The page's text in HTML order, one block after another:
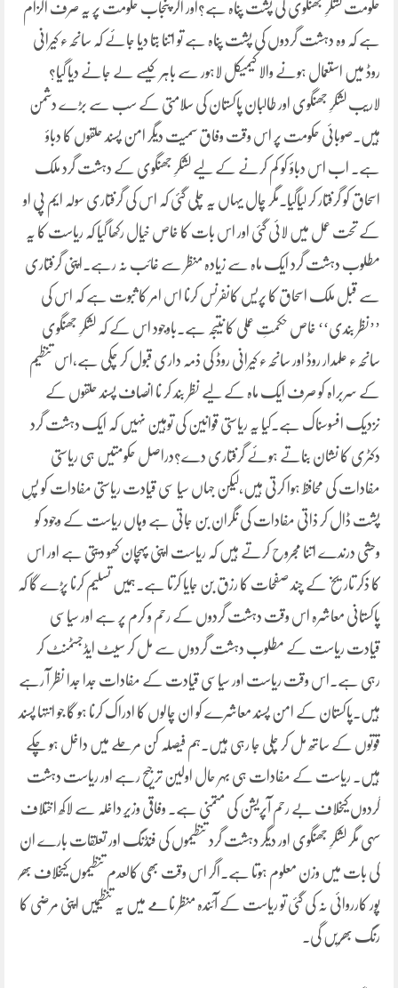
حکومت لشکرِ جھنگوی کی پشت پناہ ہے؟اور اگر پنجاب حکومت پر یہ صرف الزام
ہے کہ وہ دہشت گردوں کی پشت پناہ ہے تو اتنا بتا دیا جائے کہ سانحہء کیرانی
روڈ میں استعمال ہونے والا کیمیکل لاہور سے باہر کیسے لے جانے دیا گیا؟
لاریب لشکرِ جھنگوی اور طالبان پاکستان کی سلامتی کے سب سے بڑے دشمن
ہیں۔صوبائی حکومت پر اس وقت وفاق سمیت دیگر امن پسند حلقوں کا دباؤ
ہے۔ اب اس دباؤ کو کم کرنے کے لیے لشکرِ جھنگوی کے دہشت گرد ملک
اسحاق کو گرفتار کر لیاگیا۔مگر چال یہاں یہ چلی گئی کہ اس کی گرفتاری سولہ ایم پی او
کے تحت عمل میں لائی گئی اور اس بات کا خاص خیال رکھا گیا کہ ریاست کا یہ
مطلوب دہشت گرد ایک ماہ سے زیادہ منظر سے غائب نہ رہے۔اپنی گرفتاری
سے قبل ملک اسحاق کا پریس کانفرنس کرنا اس امر کا ثبوت ہے کہ اس کی
’’نظر بندی‘‘ خاص حکمتِ عملی کا نتیجہ ہے۔باوجود اس کے کہ لشکرِ جھنگوی
سانحہء علمدار روڈ اور سانحہء کیرانی روڈ کی ذمہ داری قبول کر چکی ہے،اس تنظیم
کے سربراہ کو صرف ایک ماہ کے لیے نظر بند کر نا انصاف پسند حلقوں کے
نزدیک افسوسناک ہے۔کیا یہ ریاستی قوانین کی توہین نہیں کہ ایک دہشت گرد
دکٹری کا نشان بناتے ہوئے گرفتاری دے؟دراصل حکومتیں ہی ریاستی
مفادات کی محافظ ہوا کرتی ہیں،لیکن جہاں سیا سی قیادت ریاستی مفادات کو پسِ
پشت ڈال کر ذاتی مفادات کی نگران بن جاتی ہے وہاں ریاست کے وجود کو
وحشی درندے اتنا مجروح کرتے ہیں کہ ریاست اپنی پہچان کھو دیتی ہے اور اس
کا ذکر تاریخ کے چند صفحات کا رزق بن جایا کرتا ہے۔ہمیں تسلیم کرنا پڑے گا کہ
پاکستانی معاشرہ اس وقت دہشت گردوں کے رحم و کرم پر ہے اور سیاسی
قیادت ریاست کے مطلوب دہشت گردوں سے مل کر سیٹ ایڈجسٹمنٹ کر
رہی ہے۔اس وقت ریاست اور سیاسی قیادت کے مفادات جدا جدا نظر آ رہے
ہیں۔پاکستان کے امن پسند معاشرے کو ان چالوں کا ادراک کرنا ہو گا جو انتہا پسند
قوتوں کے ساتھ مل کر چلی جا رہی ہیں۔ہم فیصلہ کن مرحلے میں داخل ہو چکے
ہیں۔ ریاست کے مفادات ہی بہر حال اولین ترجیح رہے اور ریاست دہشت
گردوں کیخلاف بے رحم آپریشن کی متمنی ہے۔ وفاقی وزیرِ داخلہ سے لاکھ اختلاف
سہی مگر لشکرِ جھنگوی اور دیگر دہشت گرد تنظیموں کی فنڈنگ اور تعلقات بارے ان
کی بات میں وزن معلوم ہوتا ہے۔اگر اس وقت بھی کالعدم تنظیموں کیخلاف بھر
پور کارروائی نہ کی گئی تو ریاست کے آئندہ منظر نامے میں یہ تنظیمیں اپنی مرضی کا
رنگ بھریں گی۔